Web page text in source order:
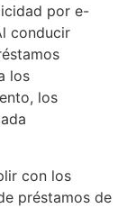
por e-
conducir
los
los
con los
préstamos de